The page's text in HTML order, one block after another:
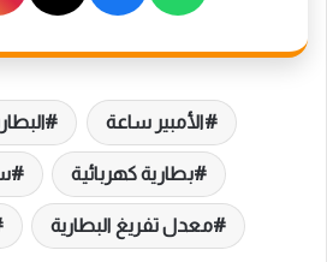
الأمبير ساعة
بطارية كهربائية
معدل تفريغ البطارية